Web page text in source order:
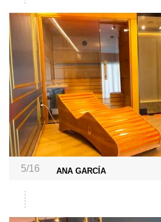
5/16 ANA GARCÍA